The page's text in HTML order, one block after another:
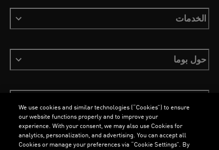
الخدمات
حول بوما
We use cookies and similar technologies (“Cookies”) to ensure
our website functions properly and to improve your
experience. With your consent, we may also use Cookies for
analytics, personalization, and advertising. You can accept all
Cookies or manage your preferences via “Cookie Settings”. By